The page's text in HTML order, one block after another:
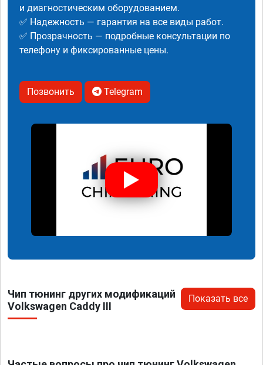
и диагностическим оборудованием.
✅ Надежность — гарантия на все виды работ.
✅ Прозрачность — подробные консультации по
телефону и фиксированные цены.
Позвонить Telegram
Чип тюнинг других модификаций
Volkswagen Caddy III
Показать все